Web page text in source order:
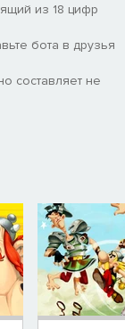
из 18 цифр
бота в друзья
составляет не